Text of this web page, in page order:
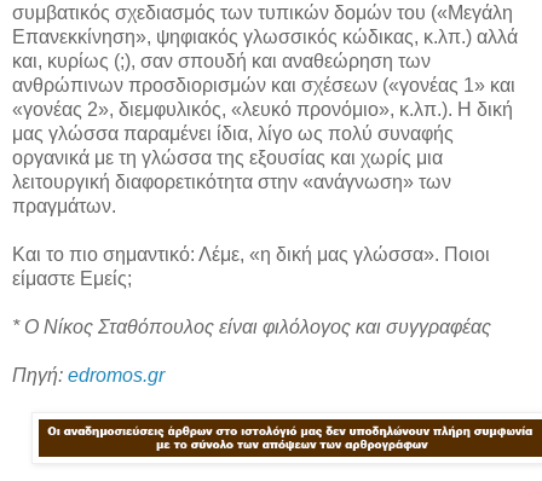
συμβατικός σχεδιασμός των τυπικών δομών του («Μεγάλη
Επανεκκίνηση», ψηφιακός γλωσσικός κώδικας, κ.λπ.) αλλά
και, κυρίως (;), σαν σπουδή και αναθεώρηση των
ανθρώπινων προσδιορισμών και σχέσεων («γονέας 1» και
«γονέας 2», διεμφυλικός, «λευκό προνόμιο», κ.λπ.). Η δική
μας γλώσσα παραμένει ίδια, λίγο ως πολύ συναφής
οργανικά με τη γλώσσα της εξουσίας και χωρίς μια
λειτουργική διαφορετικότητα στην «ανάγνωση» των
πραγμάτων.
Και το πιο σημαντικό: Λέμε, «η δική μας γλώσσα». Ποιοι
είμαστε Εμείς;
* Ο Νίκος Σταθόπουλος είναι φιλόλογος και συγγραφέας
Πηγή: edromos.gr